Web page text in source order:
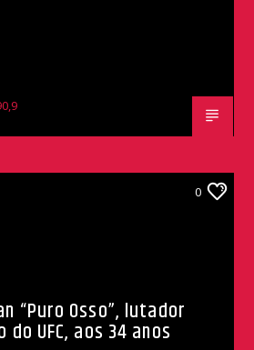
0
“Puro Osso”, lutador
UFC, aos 34 anos